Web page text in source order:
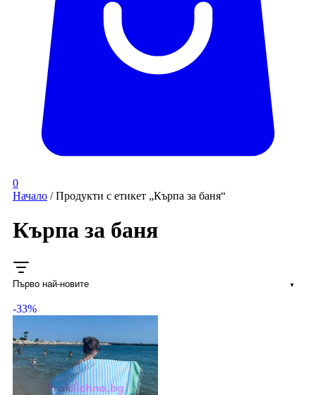
0
Начало / Продукти с етикет „Кърпа за баня“
Кърпа за баня
-33%